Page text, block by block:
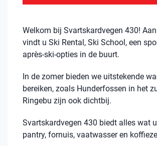
Welkom bij Svartskardvegen 430!
vindt u Ski Rental, Ski School, een
après-ski-opties in de buurt.
In de zomer bieden we uitstekende
bereiken, zoals Hunderfossen in het
Ringebu zijn ook dichtbij.
Svartskardvegen 430 biedt alles wat
pantry, fornuis, vaatwasser en